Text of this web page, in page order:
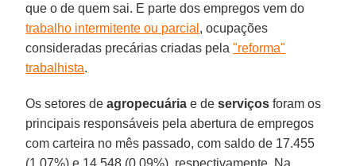
que o de quem sai. E parte dos empregos vem do
trabalho intermitente ou parcial , ocupações
consideradas precárias criadas pela"reforma"
trabalhista.
Os setores deagropecuária e deserviços foram os
principais responsáveis pela abertura de empregos
com carteira no mês passado, com saldo de 17.455
(1,07%) e 14.548 (0,09%), respectivamente. Na